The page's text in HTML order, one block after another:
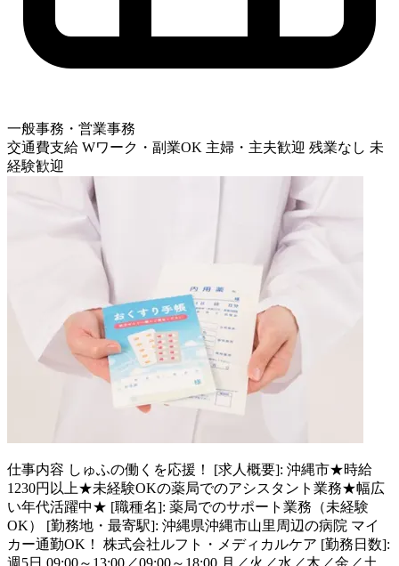
一般事務・営業事務
交通費支給 Wワーク・副業OK 主婦・主夫歓迎 残業なし 未
経験歓迎
仕事内容 しゅふの働くを応援！ [求人概要]: 沖縄市★時給
1230円以上★未経験OKの薬局でのアシスタント業務★幅広
い年代活躍中★ [職種名]: 薬局でのサポート業務（未経験
OK） [勤務地・最寄駅]: 沖縄県沖縄市山里周辺の病院 マイ
カー通勤OK！ 株式会社ルフト・メディカルケア [勤務日数]:
週5日 09:00～13:00／09:00～18:00 月／火／水／木／金／土